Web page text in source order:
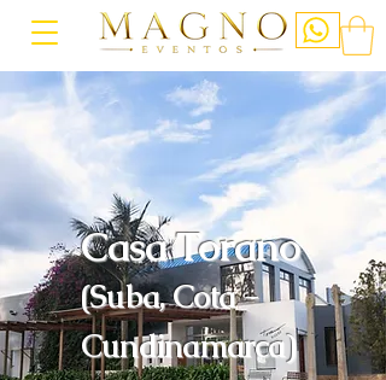
Casa Torano
(Suba, Cota -
Cundinamarca)